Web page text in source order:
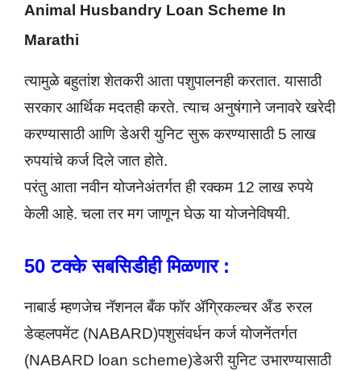
Animal Husbandry Loan Scheme In
Marathi
त्यामुळे बहुतांश शेतकरी आता पशुपालनही करतात. यासाठी
सरकार आर्थिक मदतही करते. त्याच अनुषंगाने जनावरे खरेदी
करण्यासाठी आणि डेअरी युनिट सुरू करण्यासाठी 5 लाख
रुपयांचे कर्ज दिले जात होते.
परंतु आता नवीन योजनेअंतर्गत ही रक्कम 12 लाख रुपये
केली आहे. चला तर मग जाणून घेऊ या योजनेविषयी.
50 टक्के सबसिडीही मिळणार :
नाबार्ड म्हणजेच नॅशनल बँक फॉर ॲग्रिकल्चर अँड रुरल
डेव्हलपमेंट (NABARD)पशुसंवर्धन कर्ज योजनेंतर्गत
(NABARD loan scheme)डेअरी युनिट उभारण्यासाठी